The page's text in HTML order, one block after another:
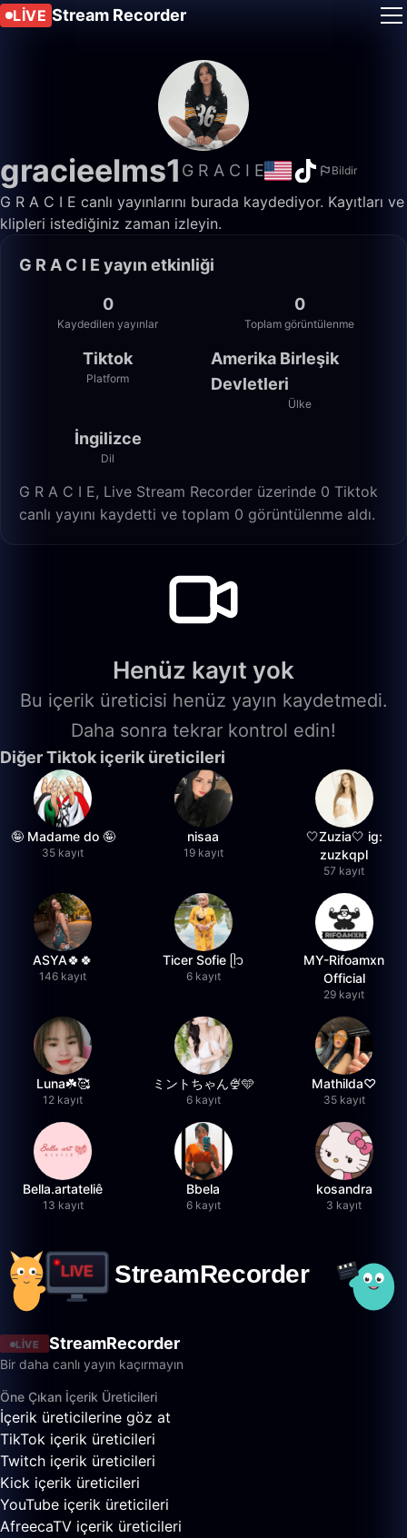
LIVE Stream Recorder
gracieelms1 G R A C I E Bildir
G R A C I E canlı yayınlarını burada kaydediyor. Kayıtları ve
klipleri istediğiniz zaman izleyin.
G R A C I E yayın etkinliği
0
Kaydedilen yayınlar
0
Toplam görüntülenme
Tiktok
Platform
Amerika Birleşik
Devletleri
Ülke
İngilizce
Dil
G R A C I E, Live Stream Recorder üzerinde 0 Tiktok
canlı yayını kaydetti ve toplam 0 görüntülenme aldı.
Henüz kayıt yok
Bu içerik üreticisi henüz yayın kaydetmedi.
Daha sonra tekrar kontrol edin!
Diğer Tiktok içerik üreticileri
🤪 Madame do 🤪
35 kayıt
nisaa
19 kayıt
🤍Zuzia🤍 ig:
zuzkqpl
57 kayıt
ASYA🍀🍀
146 kayıt
Ticer Sofie ᥫ᭡
6 kayıt
MY-Rifoamxn
Official
29 kayıt
Luna☘️🥰
12 kayıt
ミントちゃん🍨🩵
6 kayıt
Mathilda♡︎
35 kayıt
Bella.artateliê
13 kayıt
Bbela
6 kayıt
kosandra
3 kayıt
LIVE StreamRecorder
Bir daha canlı yayın kaçırmayın
Öne Çıkan İçerik Üreticileri
İçerik üreticilerine göz at
TikTok içerik üreticileri
Twitch içerik üreticileri
Kick içerik üreticileri
YouTube içerik üreticileri
AfreecaTV içerik üreticileri